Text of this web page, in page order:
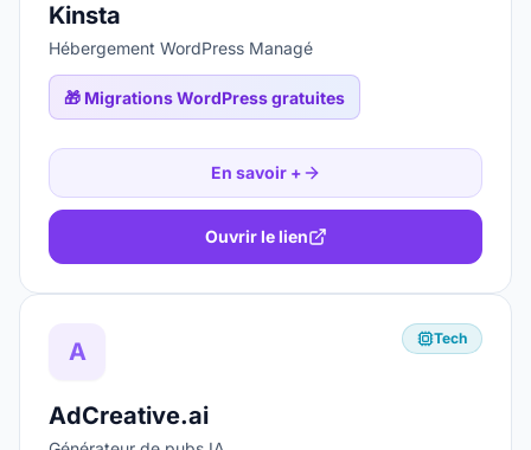
Kinsta
Hébergement WordPress Managé
🎁 Migrations WordPress gratuites
En savoir +
Ouvrir le lien
A Tech
AdCreative.ai